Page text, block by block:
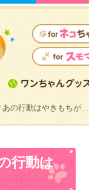
あの行動はやきもちが…
行動は